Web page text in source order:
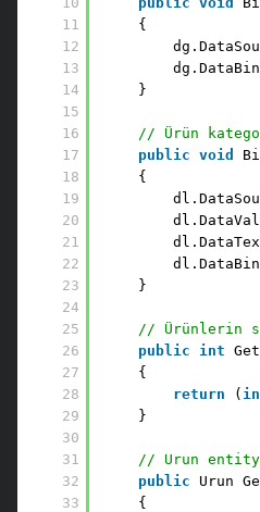
11
12
13
14
15
16
17
18
19
20
21
22
23
24
25
26
27
28
29
30
31
32
33
{
}
// Ürün
public void
{
}
// Ürünlerin
public
int
{
return
(
}
// Urun
public
Urun
{